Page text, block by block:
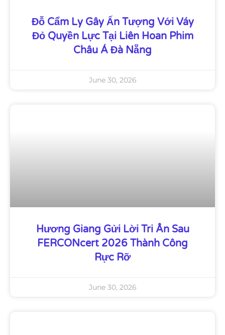
Đỗ Cẩm Ly Gây Ấn Tượng Với Váy
Đỏ Quyền Lực Tại Liên Hoan Phim
Châu Á Đà Nẵng
June 30, 2026
Hương Giang Gửi Lời Tri Ân Sau
FERCONcert 2026 Thành Công
Rực Rỡ
June 30, 2026